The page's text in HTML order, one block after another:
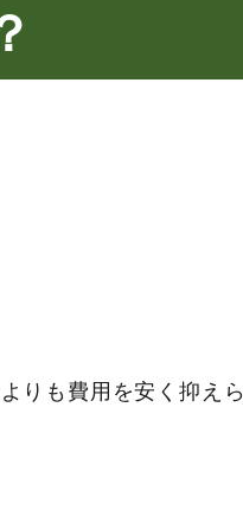
りも費用を安く抑えら